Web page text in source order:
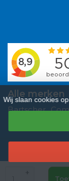
Alle merken
Bartscher
Wij slaan cookies